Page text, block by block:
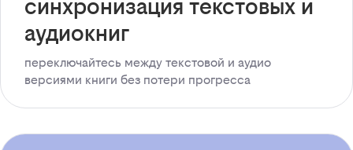
синхронизация текстовых и
аудиокниг
переключайтесь между текстовой и аудио
версиями книги без потери прогресса